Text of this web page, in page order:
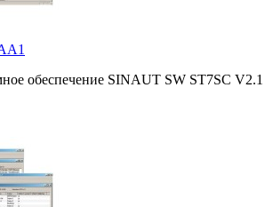
обеспечение SINAUT SW ST7SC V2.1